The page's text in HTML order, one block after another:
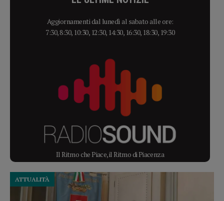
Aggiornamenti dal lunedì al sabato alle ore:
7:30, 8:30, 10:30, 12:30, 14:30, 16:30, 18:30, 19:30
Il Ritmo che Piace, il Ritmo di Piacenza
ATTUALITÀ